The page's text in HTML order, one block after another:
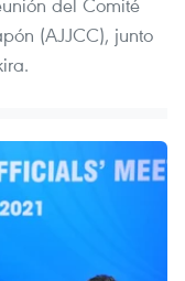
del Comité
(AJJCC), junto